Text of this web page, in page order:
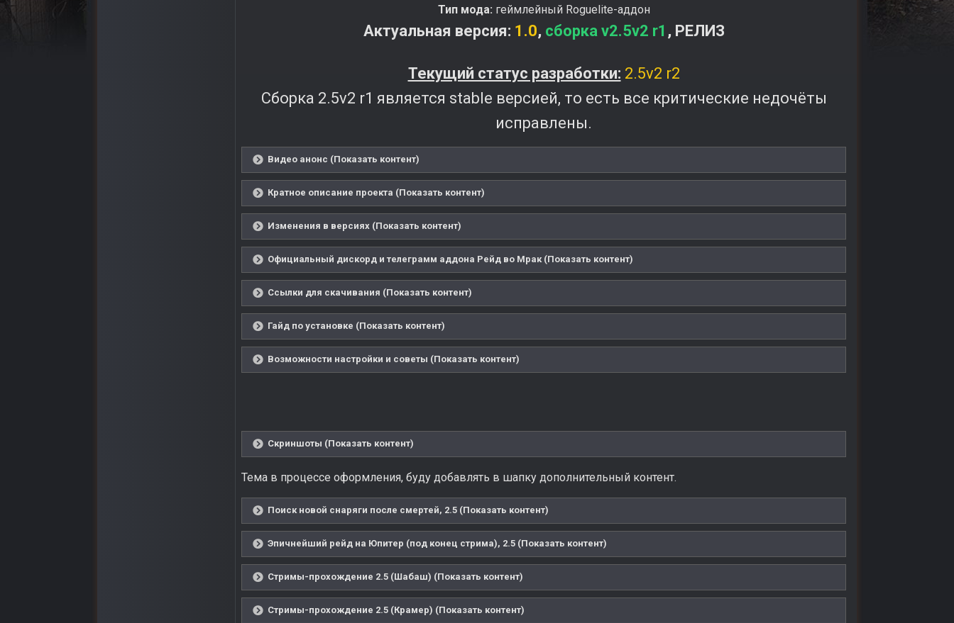
Тип мода: геймлейный Roguelite-аддон
Актуальная версия: 1.0, сборка v2.5v2 r1 , РЕЛИЗ
Текущий статус разработки: 2.5v2 r2
Сборка 2.5v2 r1 является stable версией, то есть все критические недочёты
исправлены.
Видео анонс (Показать контент)
Кратное описание проекта (Показать контент)
Изменения в версиях (Показать контент)
Официальный дискорд и телеграмм аддона Рейд во Мрак (Показать контент)
Ссылки для скачивания (Показать контент)
Гайд по установке (Показать контент)
Возможности настройки и советы (Показать контент)
Скриншоты (Показать контент)
Тема в процессе оформления, буду добавлять в шапку дополнительный контент.
Поиск новой снаряги после смертей, 2.5 (Показать контент)
Эпичнейший рейд на Юпитер (под конец стрима), 2.5 (Показать контент)
Стримы-прохождение 2.5 (Шабаш) (Показать контент)
Стримы-прохождение 2.5 (Крамер) (Показать контент)